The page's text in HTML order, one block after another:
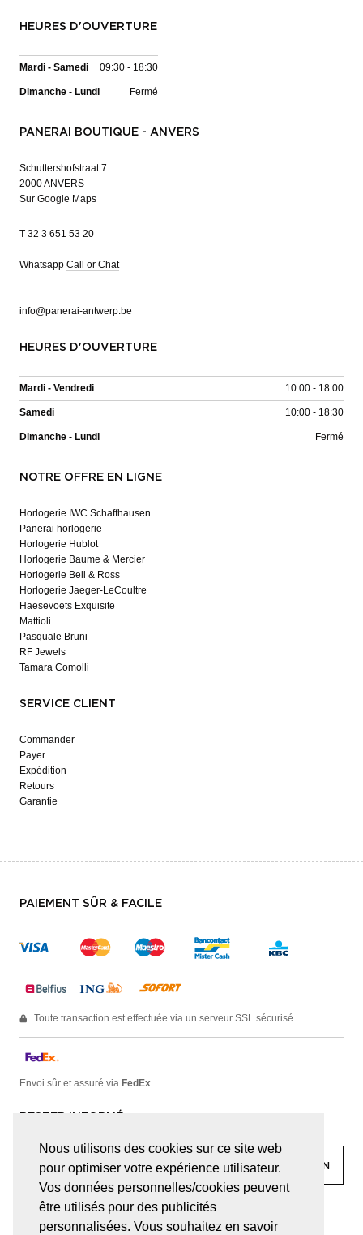
Nous utilisons des cookies sur ce site web
pour optimiser votre expérience utilisateur.
Vos données personnelles/cookies peuvent
être utilisés pour des publicités
personnalisées. Vous souhaitez en savoir
HEURES D'OUVERTURE
Mardi - Samedi 09:30 - 18:30
Dimanche - Lundi Fermé
PANERAI BOUTIQUE - ANVERS
Schuttershofstraat 7
2000 ANVERS
Sur Google Maps
T 32 3 651 53 20
Whatsapp Call or Chat
info@panerai-antwerp.be
HEURES D'OUVERTURE
Mardi - Vendredi 10:00 - 18:00
Samedi 10:00 - 18:30
Dimanche - Lundi Fermé
NOTRE OFFRE EN LIGNE
Horlogerie IWC Schaffhausen
Panerai horlogerie
Horlogerie Hublot
Horlogerie Baume & Mercier
Horlogerie Bell & Ross
Horlogerie Jaeger-LeCoultre
Haesevoets Exquisite
Mattioli
Pasquale Bruni
RF Jewels
Tamara Comolli
SERVICE CLIENT
Commander
Payer
Expédition
Retours
Garantie
PAIEMENT SÛR & FACILE
Toute transaction est effectuée via un serveur SSL sécurisé
Envoi sûr et assuré via FedEx
RESTER INFORMÉ
facebook linkedin